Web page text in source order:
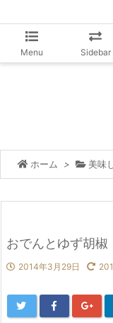
Menu Sidebar
ホーム > 美味
おでんとゆず胡椒
2014年3月29日